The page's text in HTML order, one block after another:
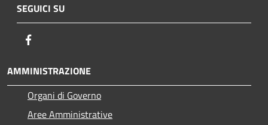
SEGUICI SU
AMMINISTRAZIONE
Organi di Governo
Aree Amministrative